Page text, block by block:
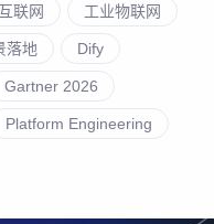
联网 工业物联网
落地 Dify
Gartner 2026
Platform Engineering